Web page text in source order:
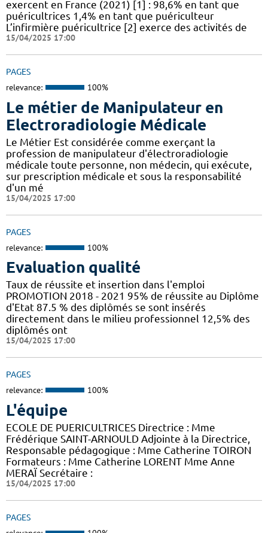
exercent en France (2021) [1] : 98,6% en tant que
puéricultrices 1,4% en tant que puériculteur
L’infirmière puéricultrice [2] exerce des activités de
15/04/2025 17:00
PAGES
relevance: 100%
Le métier de Manipulateur en
Electroradiologie Médicale
Le Métier Est considérée comme exerçant la
profession de manipulateur d'électroradiologie
médicale toute personne, non médecin, qui exécute,
sur prescription médicale et sous la responsabilité
d'un mé
15/04/2025 17:00
PAGES
relevance: 100%
Evaluation qualité
Taux de réussite et insertion dans l'emploi
PROMOTION 2018 - 2021 95% de réussite au Diplôme
d'Etat 87.5 % des diplômés se sont insérés
directement dans le milieu professionnel 12,5% des
diplômés ont
15/04/2025 17:00
PAGES
relevance: 100%
L'équipe
ECOLE DE PUERICULTRICES Directrice : Mme
Frédérique SAINT-ARNOULD Adjointe à la Directrice,
Responsable pédagogique : Mme Catherine TOIRON
Formateurs : Mme Catherine LORENT Mme Anne
MERAÏ Secrétaire :
15/04/2025 17:00
PAGES